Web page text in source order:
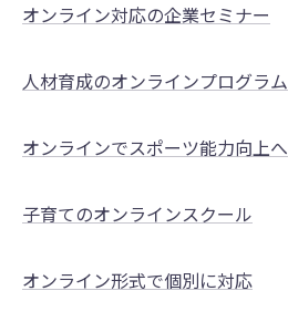
オンライン対応の企業セミナー
人材育成のオンラインプログラム
オンラインでスポーツ能力向上へ
子育てのオンラインスクール
オンライン形式で個別に対応